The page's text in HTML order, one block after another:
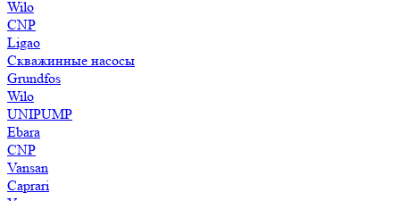
Wilo
CNP
Ligao
Скважинные насосы
Grundfos
Wilo
UNIPUMP
Ebara
CNP
Vansan
Caprari